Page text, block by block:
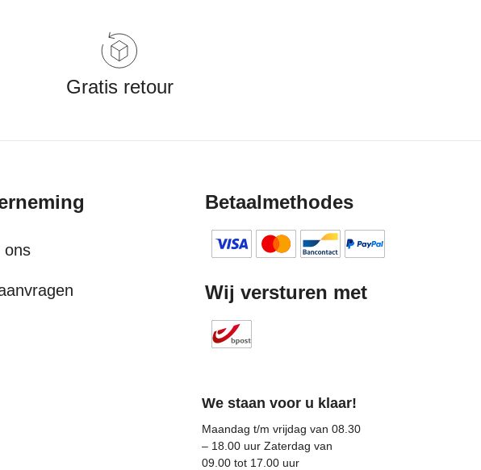
Gratis retour
ons
Betaalmethodes
Wij versturen met
We staan voor u klaar!
Maandag t/m vrijdag van 08.30
– 18.00 uur Zaterdag van
09.00 tot 17.00 uur